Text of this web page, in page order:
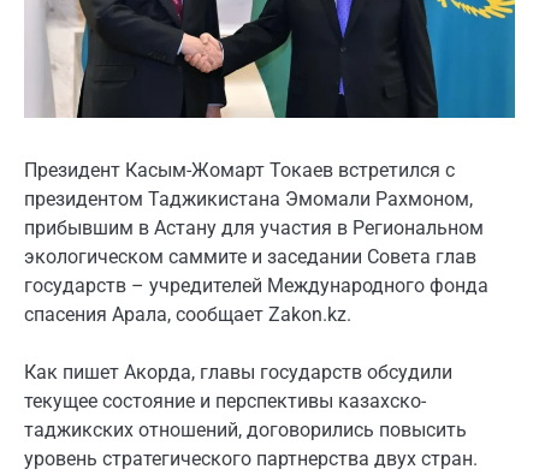
Президент Касым-Жомарт Токаев встретился с
президентом Таджикистана Эмомали Рахмоном,
прибывшим в Астану для участия в Региональном
экологическом саммите и заседании Совета глав
государств – учредителей Международного фонда
спасения Арала, сообщает Zakon.kz.
Как пишет Акорда, главы государств обсудили
текущее состояние и перспективы казахско-
таджикских отношений, договорились повысить
уровень стратегического партнерства двух стран.